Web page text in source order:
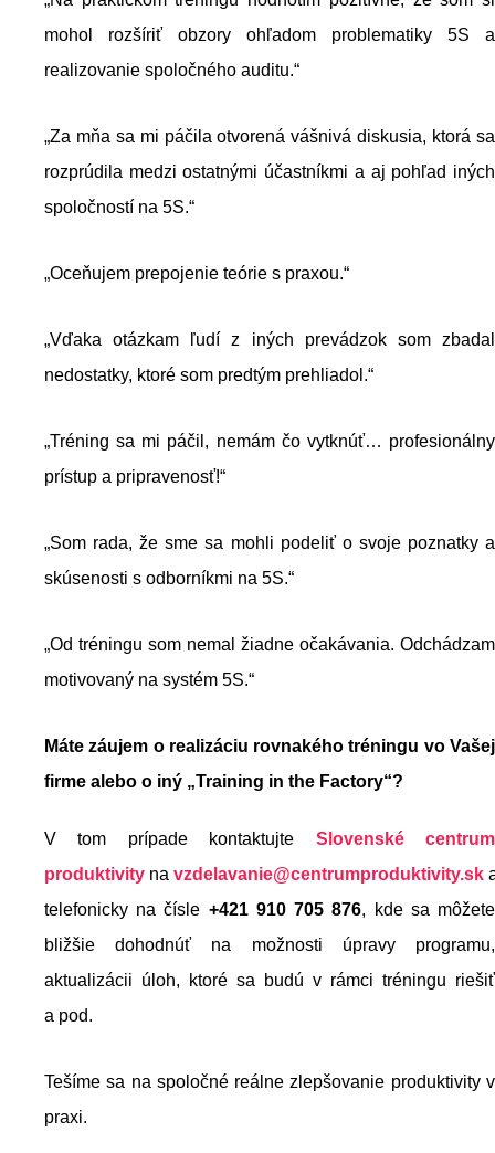
mohol rozšíriť obzory ohľadom problematiky 5S a
realizovanie spoločného auditu.“
„Za mňa sa mi páčila otvorená vášnivá diskusia, ktorá sa
rozprúdila medzi ostatnými účastníkmi a aj pohľad iných
spoločností na 5S.“
„Oceňujem prepojenie teórie s praxou.“
„Vďaka otázkam ľudí z iných prevádzok som zbadal
nedostatky, ktoré som predtým prehliadol.“
„Tréning sa mi páčil, nemám čo vytknúť… profesionálny
prístup a pripravenosť!“
„Som rada, že sme sa mohli podeliť o svoje poznatky a
skúsenosti s odborníkmi na 5S.“
„Od tréningu som nemal žiadne očakávania. Odchádzam
motivovaný na systém 5S.“
Máte záujem o realizáciu rovnakého tréningu vo Vašej
firme alebo o iný „Training in the Factory“?
V tom prípade kontaktujte Slovenské centrum
produktivity na vzdelavanie@centrumproduktivity.sk
telefonicky na čísle +421 910 705 876, kde sa môžete
bližšie dohodnúť na možnosti úpravy programu,
aktualizácii úloh, ktoré sa budú v rámci tréningu riešiť
a pod.
Tešíme sa na spoločné reálne zlepšovanie produktivity v
praxi.